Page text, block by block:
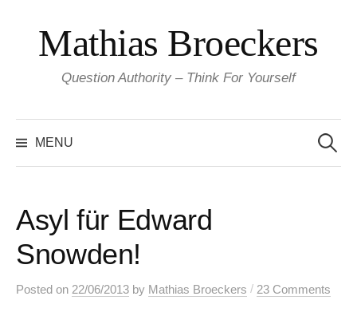
content
Mathias Broeckers
Question Authority – Think For Yourself
MENU
for:
Asyl für Edward
Snowden!
Posted on 22/06/2013 by Mathias Broeckers / 23 Comments